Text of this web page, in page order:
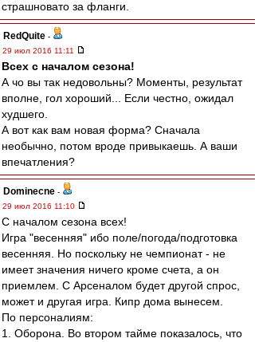
страшновато за фланги.
RedQuite -
29 июл 2016 11:11
Всех с началом сезона!
А чо вы так недовольны? Моменты, результат
вполне, гол хороший... Если честно, ожидал
худшего.
А вот как вам новая форма? Сначала
необычно, потом вроде привыкаешь. А ваши
впечатления?
Dominecne -
29 июл 2016 11:10
С началом сезона всех!
Игра "весенняя" ибо поле/погода/подготовка
весенняя. Но поскольку не чемпионат - не
имеет значения ничего кроме счета, а он
приемлем. С Арсеналом будет другой спрос,
может и другая игра. Кипр дома вынесем.
По персоналиям:
1. Оборона. Во втором тайме показалось, что